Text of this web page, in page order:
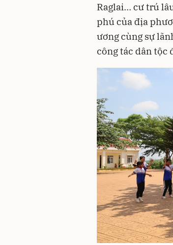
Raglai… cư trú
phú của địa
ương cùng sự
công tác dân tộc